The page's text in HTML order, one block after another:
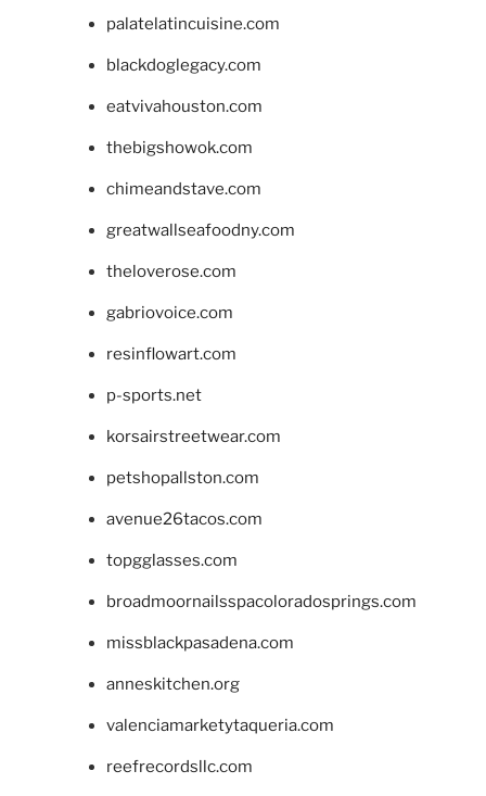
palatelatincuisine.com
blackdoglegacy.com
eatvivahouston.com
thebigshowok.com
chimeandstave.com
greatwallseafoodny.com
theloverose.com
gabriovoice.com
resinflowart.com
p-sports.net
korsairstreetwear.com
petshopallston.com
avenue26tacos.com
topgglasses.com
broadmoornailsspacoloradosprings.com
missblackpasadena.com
anneskitchen.org
valenciamarketytaqueria.com
reefrecordsllc.com